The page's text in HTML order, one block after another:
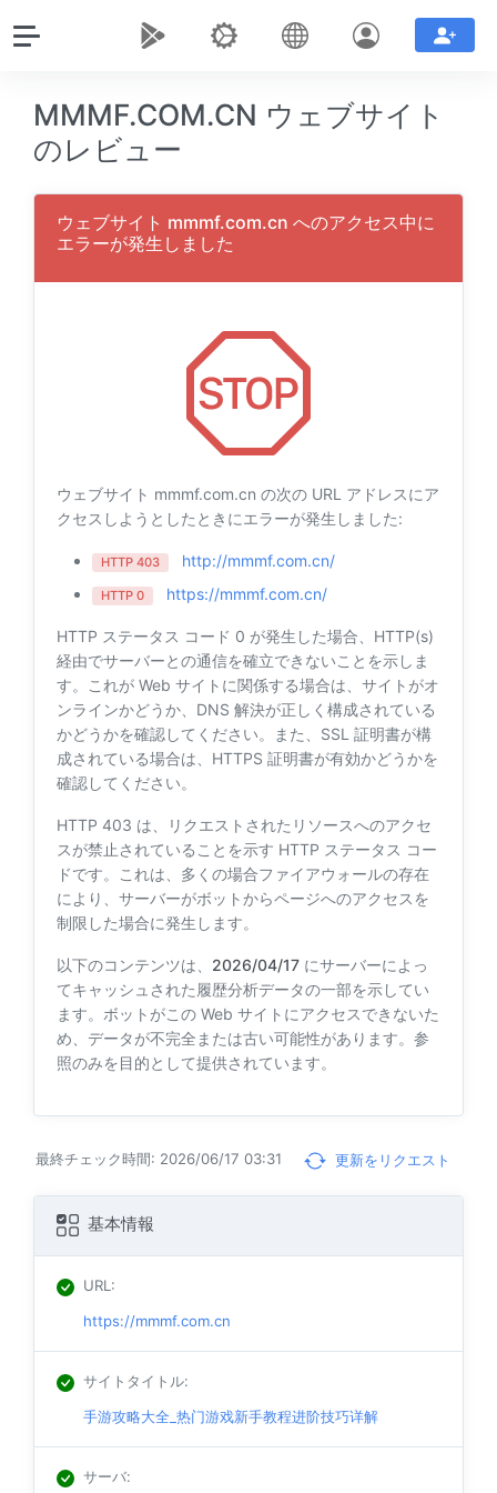
MMMF.COM.CN ウェブサイト
のレビュー
ウェブサイト mmmf.com.cn へのアクセス中に
エラーが発生しました
ウェブサイト mmmf.com.cn の次の URL アドレスにア
クセスしようとしたときにエラーが発生しました:
HTTP 403 http://mmmf.com.cn/
HTTP 0 https://mmmf.com.cn/
HTTP ステータス コード 0 が発生した場合、HTTP(s)
経由でサーバーとの通信を確立できないことを示しま
す。これが Web サイトに関係する場合は、サイトがオ
ンラインかどうか、DNS 解決が正しく構成されている
かどうかを確認してください。また、SSL 証明書が構
成されている場合は、HTTPS 証明書が有効かどうかを
確認してください。
HTTP 403 は、リクエストされたリソースへのアクセ
スが禁止されていることを示す HTTP ステータス コー
ドです。これは、多くの場合ファイアウォールの存在
により、サーバーがボットからページへのアクセスを
制限した場合に発生します。
以下のコンテンツは、 2026/04/17 にサーバーによっ
てキャッシュされた履歴分析データの一部を示してい
ます。ボットがこの Web サイトにアクセスできないた
め、データが不完全または古い可能性があります。参
照のみを目的として提供されています。
最終チェック時間: 2026/06/17 03:31 更新をリクエスト
基本情報
URL:
https://mmmf.com.cn
サイトタイトル:
手游攻略大全_热门游戏新手教程进阶技巧详解
サーバ: